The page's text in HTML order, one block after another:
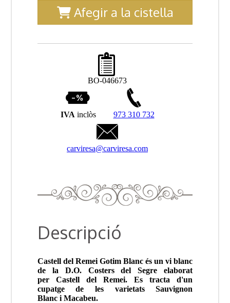
Afegir a la cistella
BO-046673
IVA inclòs 973 310 732
carviresa@carviresa.com
Descripció
Castell del Remei Gotim Blanc és un vi blanc
de la D.O. Costers del Segre elaborat
per Castell del Remei. Es tracta d'un
cupatge de les varietats Sauvignon
Blanc i Macabeu.